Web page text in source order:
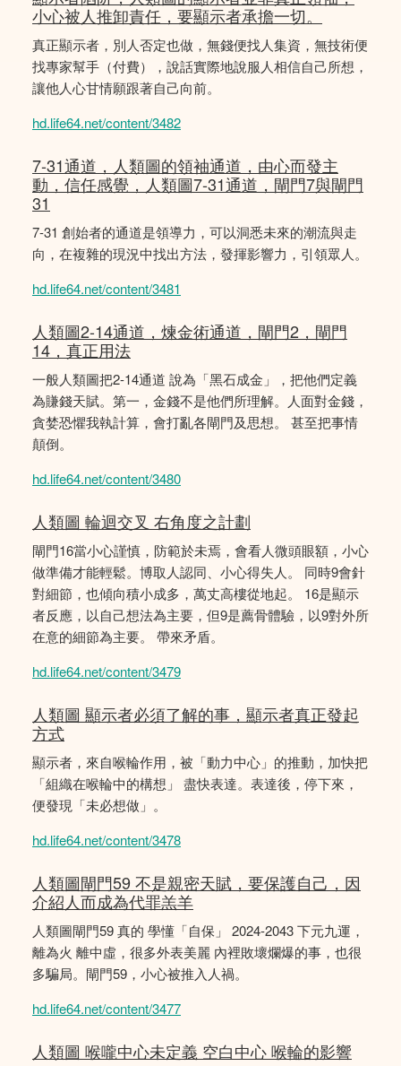
小心被人推卸責任，要顯示者承擔一切。
真正顯示者，別人否定也做，無錢便找人集資，無技術便
找專家幫手（付費），說話實際地說服人相信自己所想，
讓他人心甘情願跟著自己向前。
hd.life64.net/content/3482
7-31通道，人類圖的領袖通道，由心而發主
動，信任感覺，人類圖7-31通道，閘門7與閘門
31
7-31 創始者的通道是領導力，可以洞悉未來的潮流與走
向，在複雜的現況中找出方法，發揮影響力，引領眾人。
hd.life64.net/content/3481
人類圖2-14通道，煉金術通道，閘門2，閘門
14，真正用法
一般人類圖把2-14通道 說為「黑石成金」，把他們定義
為賺錢天賦。第一，金錢不是他們所理解。人面對金錢，
貪婪恐懼我執計算，會打亂各閘門及思想。 甚至把事情
顛倒。
hd.life64.net/content/3480
人類圖 輪迴交叉 右角度之計劃
閘門16當小心謹慎，防範於未焉，會看人微頭眼額，小心
做準備才能輕鬆。博取人認同、小心得失人。 同時9會針
對細節，也傾向積小成多，萬丈高樓從地起。 16是顯示
者反應，以自己想法為主要，但9是薦骨體驗，以9對外所
在意的細節為主要。 帶來矛盾。
hd.life64.net/content/3479
人類圖 顯示者必須了解的事，顯示者真正發起
方式
顯示者，來自喉輪作用，被「動力中心」的推動，加快把
「組織在喉輪中的構想」 盡快表達。表達後，停下來，
便發現「未必想做」。
hd.life64.net/content/3478
人類圖閘門59 不是親密天賦，要保護自己，因
介紹人而成為代罪羔羊
人類圖閘門59 真的 學懂「自保」 2024-2043 下元九運，
離為火 離中虛，很多外表美麗 內裡敗壞爛爆的事，也很
多騙局。閘門59，小心被推入人禍。
hd.life64.net/content/3477
人類圖 喉嚨中心未定義 空白中心 喉輪的影響